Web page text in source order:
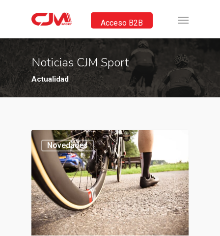
Acceso B2B
Noticias CJM Sport
Actualidad
Novedades